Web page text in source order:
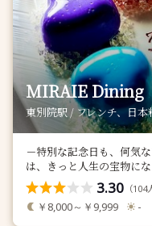
MIRAIE Dining
東別院駅 / フレンチ、日
－特別な記念日も、何気
は、きっと人生の宝物に
3.30 （104
￥8,000～￥9,999 -